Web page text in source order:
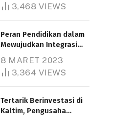
Gratispol
3,468 VIEWS
Peran Pendidikan dalam
Mewujudkan Integrasi
8 MARET 2023
3,364 VIEWS
Tertarik Berinvestasi di
Kaltim, Pengusaha